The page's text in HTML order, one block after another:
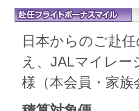
日本からのご赴
え、JALマイレ
様（本会員・家